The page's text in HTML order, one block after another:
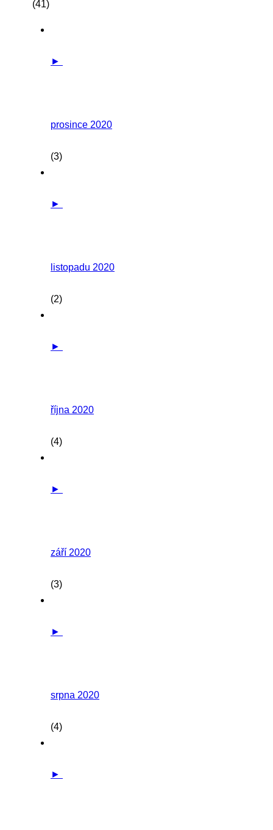
(41)
►
prosince 2020
(3)
►
listopadu 2020
(2)
►
října 2020
(4)
►
září 2020
(3)
►
srpna 2020
(4)
►